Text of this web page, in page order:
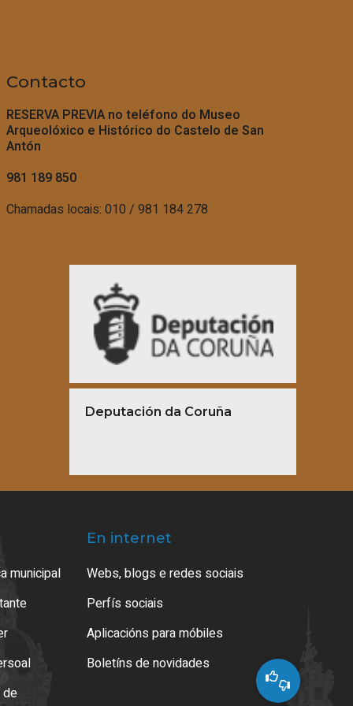
Contacto
RESERVA PREVIA no teléfono do Museo
Arqueolóxico e Histórico do Castelo de San
Antón
981 189 850
Chamadas locais: 010 / 981 184 278
Deputación da Coruña
municipal
de
En internet
Webs, blogs e redes sociais
Perfís sociais
Aplicacións para móbiles
Boletíns de novidades